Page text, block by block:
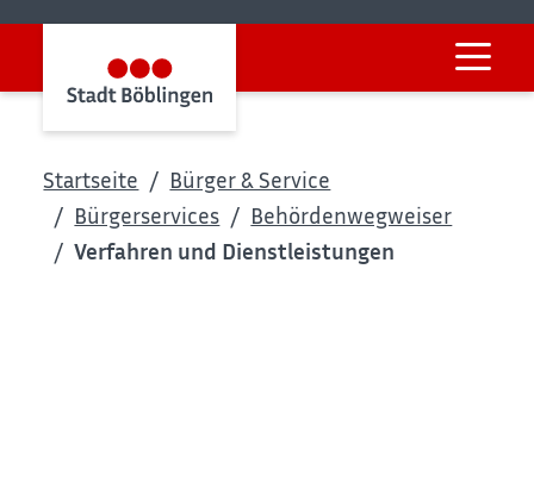
Startseite
Bürger & Service
Bürgerservices
Behördenwegweiser
Verfahren und Dienstleistungen